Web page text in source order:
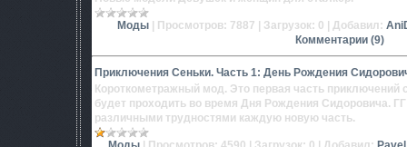
Моды Просмотров: 7887 Загрузок: 0 Добавил:
Комментарии (9)
Приключения Сеньки. Часть 1: День Рождения
Короткометражный мод. Это первая часть приключений
будет проходить во время Дня Рождения Сидоровича.
различными трудностями каждую новую часть.